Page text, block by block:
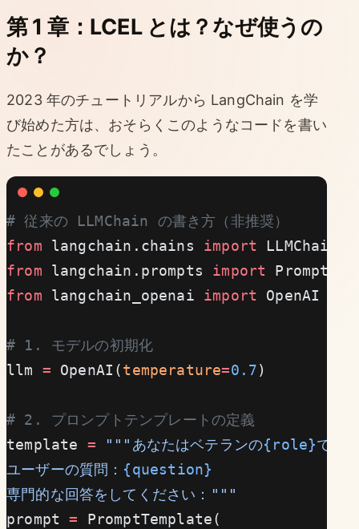
第 1 章：LCEL とは？なぜ使うの
か？
2023 年のチュートリアルから LangChain を学
び始めた方は、おそらくこのようなコードを書い
たことがあるでしょう。
# 従来の LLMChain の書き方（非推奨）
from langchain.chains import LLMChain
from langchain.prompts import
from langchain_openai import OpenAI
# 1. モデルの初期化
llm = OpenAI(temperature=0.7)
# 2. プロンプトテンプレートの定義
template = """あなたはベテランの{role}です
ユーザーの質問： {question}
専門的な回答をしてください："""
prompt = PromptTemplate(